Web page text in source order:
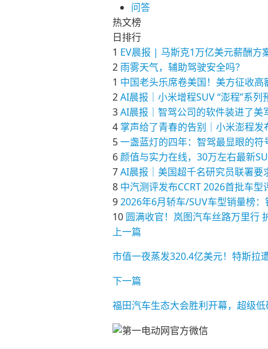
问答
热文榜
日排行
1 EV晨报 | 马斯克1万亿美元薪酬方
2雨雾天气，辅助驾驶安全吗？
1 中国老头乐席卷美国！美方征收
2AI晨报｜小米增程SUV “澎程”系
3AI晨报｜智驾公司的软件装进了
4 掌声给了青春的告别｜小米澎程发
5一盏蓝灯的四年：智驾最显眼的符
6颜值与实力在线，30万左右最新
7AI晨报｜美国超千名研究员联署
8 中汽测评发布CCRT 2026首批车型
92026年6月轿车/SUV车型销量榜
10 圆满收官！岚图汽车丝路万里行
上一篇
市值一夜蒸发320.4亿美元！特斯拉
下一篇
福田汽车生态大会胜利开幕，超级